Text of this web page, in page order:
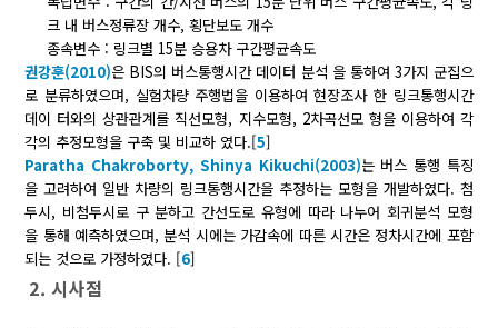
크 내 버스정류장 개수, 횡단보도 개수
종속변수 : 링크별 15분 승용차 구간평균속도
권강훈(2010)은 BIS의 버스통행시간 데이터 분석 을 통하여 3가지 군집으
로 분류하였으며, 실험차량 주행법을 이용하여 현장조사 한 링크통행시간
데이 터와의 상관관계를 직선모형, 지수모형, 2차곡선모 형을 이용하여 각
각의 추정모형을 구축 및 비교하 였다.[5]
Paratha Chakroborty, Shinya Kikuchi(2003)는 버스 통행 특징
을 고려하여 일반 차량의 링크통행시간을 추정하는 모형을 개발하였다. 첨
두시, 비첨두시로 구 분하고 간선도로 유형에 따라 나누어 회귀분석 모형
을 통해 예측하였으며, 분석 시에는 가감속에 따른 시간은 정차시간에 포함
되는 것으로 가정하였다. [6]
2. 시사점